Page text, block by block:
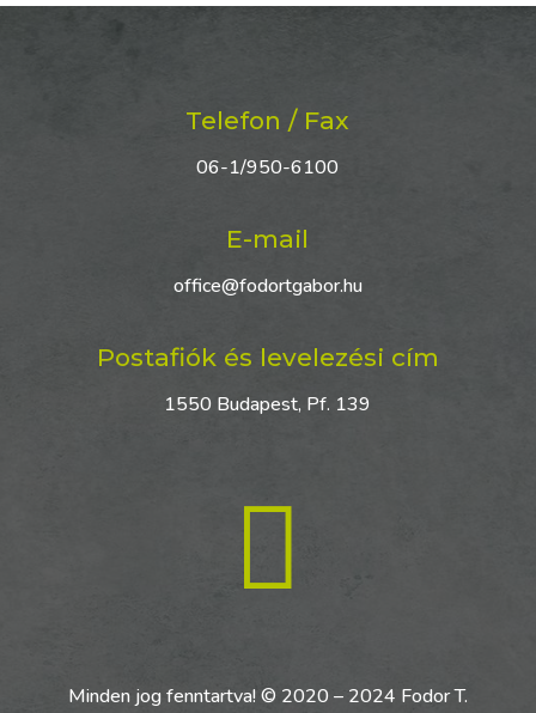
Telefon / Fax
06-1/950-6100
E-mail
office@fodortgabor.hu
Postafiók és levelezési cím
1550 Budapest, Pf. 139

Minden jog fenntartva! © 2020 – 2024 Fodor T.